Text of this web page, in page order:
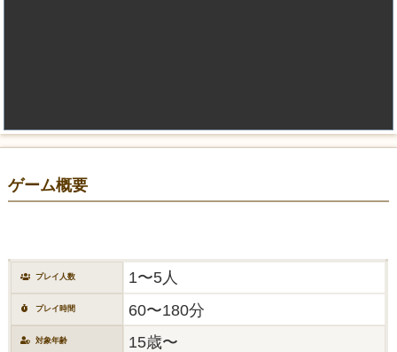
ゲーム概要
プレイ人数 1〜5人
プレイ時間 60〜180分
対象年齢 15歳〜